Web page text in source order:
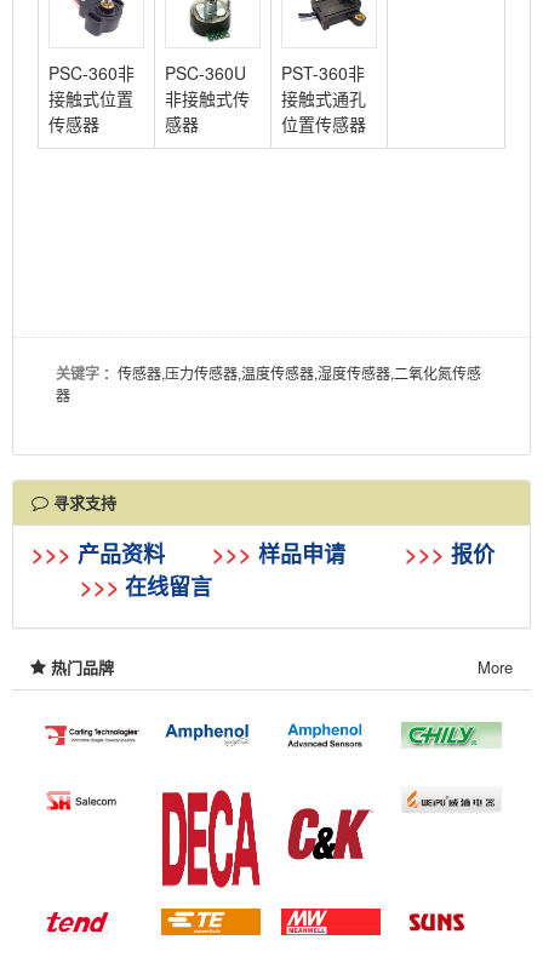
PSC-360非
接触式位置
传感器
PSC-360U
非接触式传
感器
PST-360非
接触式通孔
位置传感器
关键字 ：传感器,压力传感器,温度传感器,湿度传感器,二氧化氮传感
器
寻求支持
>>> 产品资料 >>> 样品申请 >>> 报价
>>> 在线留言
热门品牌 More